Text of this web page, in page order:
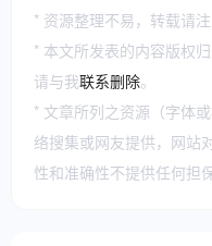
* 资源整理不易，转载请注
* 本文所发表的内容版权
请与我联系删除。
* 文章所列之资源（字体
络搜集或网友提供，网站
性和准确性不提供任何担